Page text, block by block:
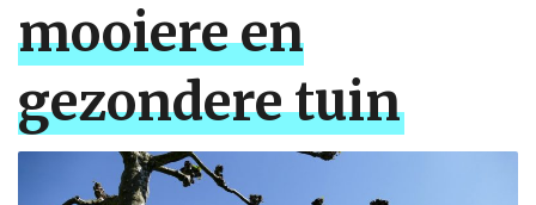
mooiere en
gezondere tuin